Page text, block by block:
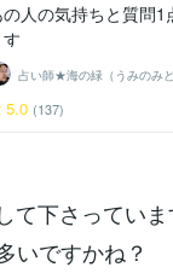
人の気持ちと質問1
す
5.0 (137)
て下さってい
いですかね？